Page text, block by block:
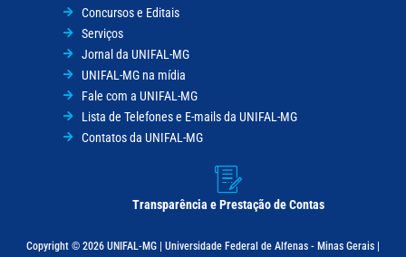
Concursos e Editais
Serviços
Jornal da UNIFAL-MG
UNIFAL-MG na mídia
Fale com a UNIFAL-MG
Lista de Telefones e E-mails da UNIFAL-MG
Contatos da UNIFAL-MG
Transparência e Prestação de Contas
Copyright © 2026 UNIFAL-MG | Universidade Federal de Alfenas - Minas Gerais |